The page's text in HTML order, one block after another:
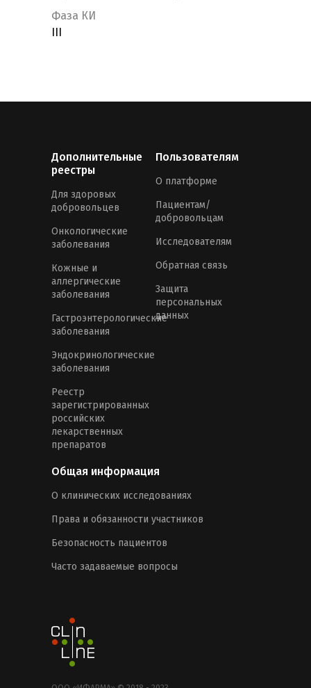
Фаза КИ
Дополнительные
реестры
Для здоровых
добровольцев
Онкологические
заболевания
Кожные и
аллергические
заболевания
Гастроэнтерологические
заболевания
Эндокринологические
заболевания
Реестр
зарегистрированных
российских
лекарственных
препаратов
Пользователям
О платформе
Пациентам/
добровольцам
Исследователям
Обратная связь
Защита
персональных
данных
Общая информация
О клинических исследованиях
Права и обязанности участников
Безопасность пациентов
Часто задаваемые вопросы